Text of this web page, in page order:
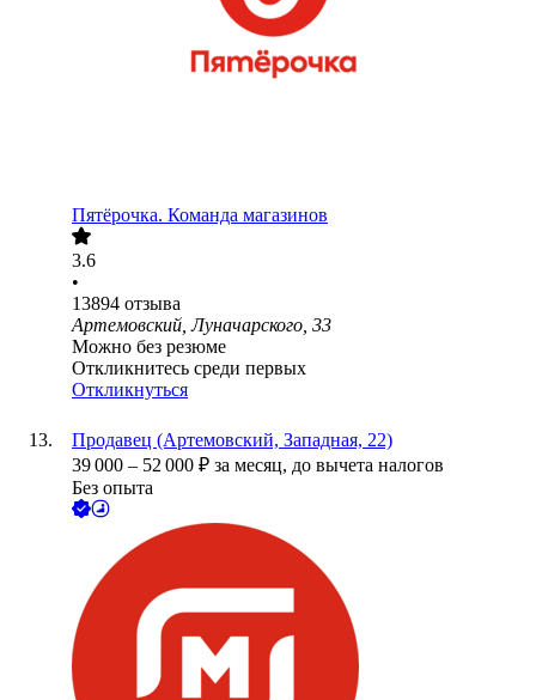
Пятёрочка. Команда магазинов
3.6
•
13894 отзыва
Артемовский, Луначарского, 33
Можно без резюме
Откликнитесь среди первых
Откликнуться
Продавец (Артемовский, Западная, 22)
39 000 – 52 000 ₽ за месяц, до вычета налогов
Без опыта